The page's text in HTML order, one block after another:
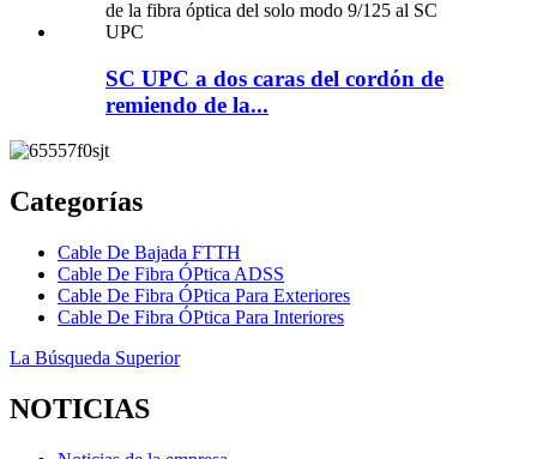
SC UPC a dos caras del cordón de
remiendo de la...
Categorías
Cable De Bajada FTTH
Cable De Fibra ÓPtica ADSS
Cable De Fibra ÓPtica Para Exteriores
Cable De Fibra ÓPtica Para Interiores
La Búsqueda Superior
NOTICIAS